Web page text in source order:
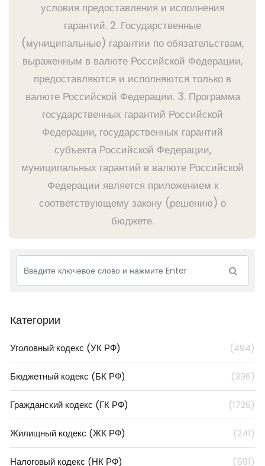
условия предоставления и исполнения
гарантий. 2. Государственные
(муниципальные) гарантии по обязательствам,
выраженным в валюте Российской Федерации,
предоставляются и исполняются только в
валюте Российской Федерации. 3. Программа
государственных гарантий Российской
Федерации, государственных гарантий
субъекта Российской Федерации,
муниципальных гарантий в валюте Российской
Федерации является приложением к
соответствующему закону (решению) о
бюджете.
Категории
Уголовный кодекс (УК РФ) (494)
Бюджетный кодекс (БК РФ) (396)
Гражданский кодекс (ГК РФ) (1726)
Жилищный кодекс (ЖК РФ) (241)
Налоговый кодекс (НК РФ) (591)